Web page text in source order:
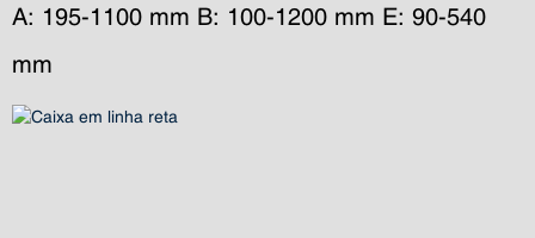
A: 195-1100 mm B: 100-1200 mm E: 90-540
mm